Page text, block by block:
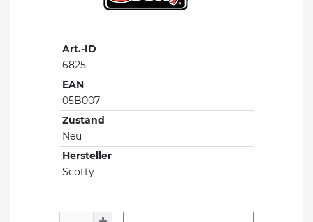
Art.-ID
6825
EAN
05B007
Zustand
Neu
Hersteller
Scotty